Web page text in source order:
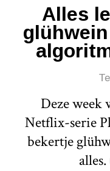
Alles
Deze week
Netflix-serie
bekertje
alles.